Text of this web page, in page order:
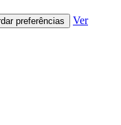
preferências
Ver